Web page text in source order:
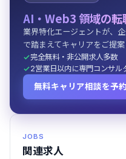
AI・Web3 領域の転
業界特化エージェントが、
で踏まえてキャリアをご提案
完全無料・非公開求人多数
2営業日以内に専門コンサル
無料キャリア相談を予約
JOBS
関連求人